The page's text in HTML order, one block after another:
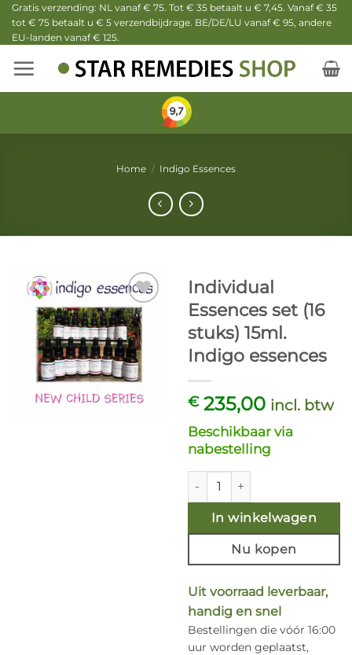
Ga
naar
inhoud
Gratis verzending: NL vanaf € 75. Tot € 35 betaalt u € 7,45. Vanaf € 35
tot € 75 betaalt u € 5 verzendbijdrage. BE/DE/LU vanaf € 95, andere
EU-landen vanaf € 125.
Home / Indigo Essences
Individual
Essences set (16
stuks) 15ml.
Indigo essences
€235,00 incl. btw
Beschikbaar via
nabestelling
Individual Essences set (16
In winkelwagen
Nu kopen
Uit voorraad leverbaar,
handig en snel
Bestellingen die vóór 16:00
uur worden geplaatst,